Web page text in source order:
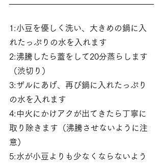
1:小豆を優しく洗い、大きめの鍋に入
れたっぷりの水を入れます
2:沸騰したら蓋をして20分蒸らします
（渋切り）
3:ザルにあげ、再び鍋に入れたっぷり
の水を入れます
4:中火にかけアクが出てきたら丁寧に
取り除きます（沸騰させないように注
意）
5:水が小豆よりも少なくならないよう